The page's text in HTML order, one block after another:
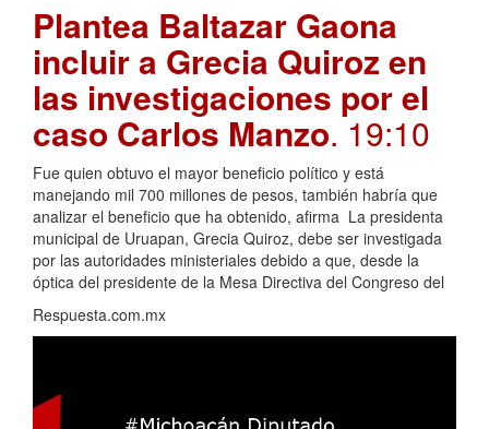
Plantea Baltazar Gaona
incluir a Grecia Quiroz en
las investigaciones por el
caso Carlos Manzo. 19:10
Fue quien obtuvo el mayor beneficio político y está
manejando mil 700 millones de pesos, también habría que
analizar el beneficio que ha obtenido, afirma La presidenta
municipal de Uruapan, Grecia Quiroz, debe ser investigada
por las autoridades ministeriales debido a que, desde la
óptica del presidente de la Mesa Directiva del Congreso del
Respuesta.com.mx